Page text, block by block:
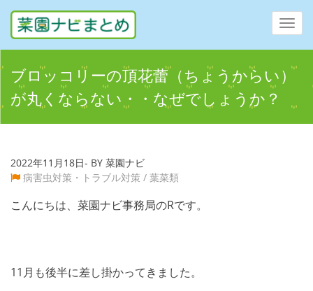
ブロッコリーの頂花蕾（ちょうからい）
が丸くならない・・なぜでしょうか？
2022年11月18日- BY 菜園ナビ
病害虫対策・トラブル対策 / 葉菜類
こんにちは、菜園ナビ事務局のRです。
11月も後半に差し掛かってきました。